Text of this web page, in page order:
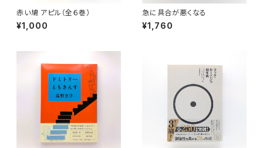
赤い鳩 アピル（全６巻）
¥1,000
急に具合が悪くなる
¥1,760